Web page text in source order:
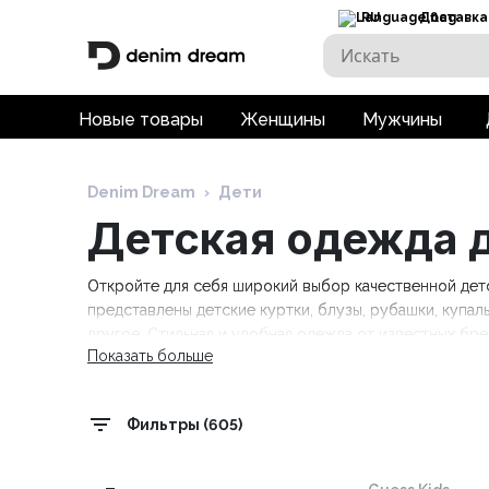
RU Доставка
Новые товары Женщины Мужчины
Denim Dream › Дети
Детская одежда
Откройте для себя широкий выбор качественной
представлены детские куртки, блузы, рубашки,
Tommy Hilfiger Kids, Trespass. Бесплатная доставка
Показать больше
Фильтры (605)